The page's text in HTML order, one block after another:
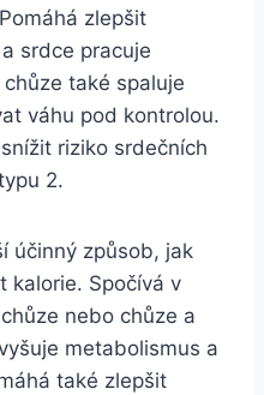
zlepšit
srdce pracuje
také spaluje
váhu pod kontrolou.
riziko srdečních
2.
účinný způsob, jak
kalorie. Spočívá v
nebo chůze a
metabolismus a
také zlepšit